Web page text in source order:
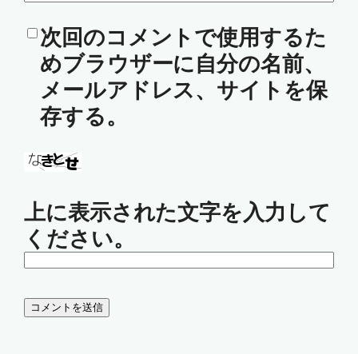
次回のコメントで使用するた
めブラウザーに自分の名前、
メールアドレス、サイトを保
存する。
上に表示された文字を入力して
ください。